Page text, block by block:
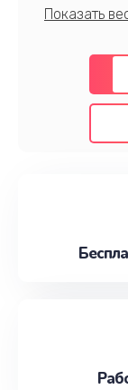
также
наилучшим